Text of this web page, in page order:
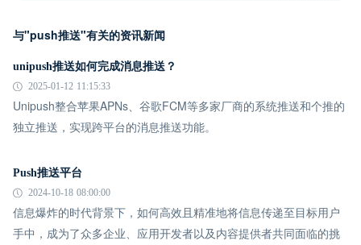
与"push推送"有关的资讯新闻
unipush推送如何完成消息推送？
2025-01-12 11:15:33
Unipush整合苹果APNs、谷歌FCM等多家厂商的系统推送和个推的
独立推送，实现跨平台的消息推送功能。
Push推送平台
2024-10-18 08:00:00
信息爆炸的时代背景下，如何高效且精准地将信息传递至目标用户
手中，成为了众多企业、应用开发者以及内容提供者共同面临的挑